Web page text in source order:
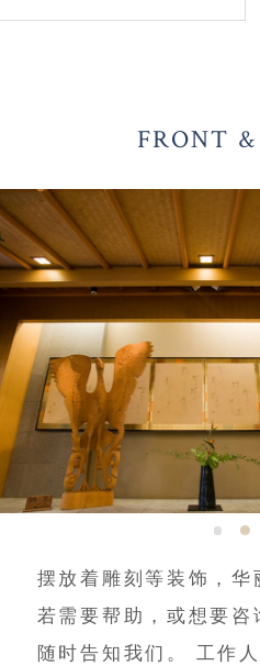
FRONT
摆放着雕刻等装饰，华
若需要帮助，或想要咨
随时告知我们。
工作